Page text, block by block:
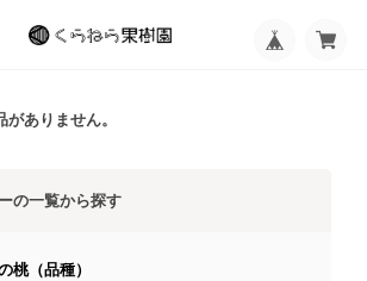
ありません。
の一覧から探す
桃（品種）